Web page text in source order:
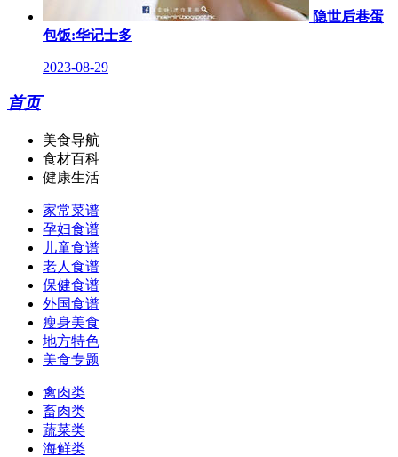
隐世后巷蛋
包饭:华记士多
2023-08-29
首页
美食导航
食材百科
健康生活
家常菜谱
孕妇食谱
儿童食谱
老人食谱
保健食谱
外国食谱
瘦身美食
地方特色
美食专题
禽肉类
畜肉类
蔬菜类
海鲜类